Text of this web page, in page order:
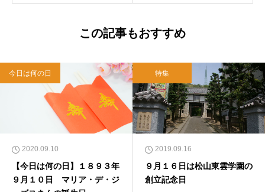
この記事もおすすめ
今日は何の日
2020.09.10
【今日は何の日】１８９３年
９月１０日 マリア・デ・ジ
特集
2019.09.16
９月１６日は松山東雲学園の
創立記念日